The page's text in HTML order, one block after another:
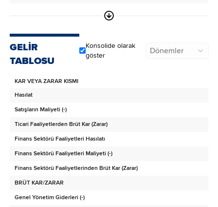
Canlı Varlıklar
Peşin Ödenmiş Giderler
Cari Dönem Vergisiyle İlgili Varlıklar
Diğer Dönen Varlıklar
ARA TOPLAM
Satış Amaçlı Sınıflandırılan Duran Varlıklar
DURAN VARLIKLAR
Finansal Yatırımlar
Ticari Alacaklar
GELİR
TABLOSU
Konsolide olarak
göster
Dönemler
KAR VEYA ZARAR KISMI
Hasılat
Satışların Maliyeti (-)
Ticari Faaliyetlerden Brüt Kar (Zarar)
Finans Sektörü Faaliyetleri Hasılatı
Finans Sektörü Faaliyetleri Maliyeti (-)
Finans Sektörü Faaliyetlerinden Brüt Kar (Zarar)
BRÜT KAR/ZARAR
Genel Yönetim Giderleri (-)